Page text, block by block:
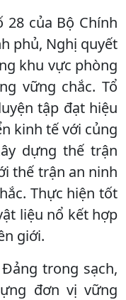
của Bộ Chính
phủ, Nghị quyết
khu vực phòng
vững chắc. Tổ
tập đạt hiệu
kinh tế với củng
dựng thế trận
thế trận an ninh
Thực hiện tốt
liệu nổ kết hợp
giới.
trong sạch,
đơn vị vững